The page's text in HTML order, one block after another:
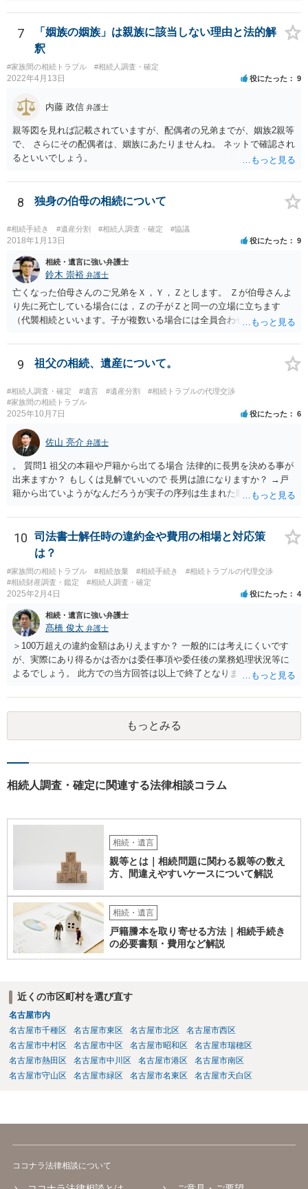
7
「姻族の姻族」は親族に該当しない理由と法的解
釈
#家族間の相続トラブル #相続人調査・確定
2022年4月13日 役にたった 9
内藤 政信 弁護士
親等図を見れば記載されていますが、配偶者の兄弟までが、姻族2親等
で、 さらにその配偶者は、姻族にあたりませんね。 ネットで確認され
るといいでしょう。
8 独身の伯母の相続について
#相続手続き #遺産分割 #相続人調査・確定 #協議
2018年1月13日 役にたった 9
相続・遺言に強い弁護士
鈴木 崇裕 弁護士
亡くなった伯母さんのご兄弟をＸ，Ｙ，Ｚとします。 Ｚが伯母さんよ
り先に死亡している場合には，Ｚの子がＺと同一の立場に立ちます
（代襲相続といいます。子が複数いる場合には全員合わせてＺと同一
つの相続分を有していますので， そのことを前提として，遺産分割協
議をすることになります（必ずしも３分の１ずつにしなくても，合意
ができれば構いません。）。 今後の対応としては， ①伯母さんの相続
財産（遺産）の全容を整理する（預貯金，有価証券，不動産等の有無
を調べることになります。） ②相続財産に照らし，相続税の申告の準
備をする（税理士の先生にご相談ください。） ③遺産分割協議をする
（ご本人同士で行っても構いませんし，弁護士に相談することもよろ
しいと思います。） ことになります。
9 祖父の相続、遺産について。
#相続人調査・確定 #遺言 #遺産分割
#相続トラブルの代理交渉
#家族間の相続トラブル
2025年10月7日 役にたった 6
佐山 亮介 弁護士
。 質問1 祖父の本籍や戸籍から出てる場合 法律的に長男を決める事が
出来ますか？ もしくは見解でいいので 長男は誰になりますか？ →戸
籍から出ていようがなんだろうが実子の序列は生まれた順ですから、
書が腹違いの長男に向けてある場合 書かれてる内容が最優先にされる
のですか？ →遺書というのが、法律上の遺言の形式を守っている限り
はそのとおりです。 質問3 父が腹違いの長男に法律的に優位になれそ
うな事はありますか？ →遺言が有効な場合、優位に立つことはできま
せんが、お祖父様が認知症であるなどの「遺言が作れないはずの事
情」があるならば①遺言無効確認の訴えを起こすのは一つの手です。
問4 相続トラブルの代理交渉は可能でしょうか。 →一般論としては可
能ですが、お伺いする内容ですとお祖父様が亡くなられた後に動くこ
とになるでしょう。
10
司法書士解任時の違約金や費用の相場と対応策
は？
#家族間の相続トラブル #相続放棄 #相続手続き
#相続トラブルの代理交渉
#相続財産調査・鑑定
#相続人調査・確定
2025年2月4日 役にたった 4
相続・遺言に強い弁護士
髙橋 俊太 弁護士
＞100万超えの違約金額はありえますか？ 一般的には考えにくいです
が、実際にあり得るかは否かは委任事項や委任後の業務処理状況等に
よるでしょう。 此方での当方回答は以上で終了となりますが、参考に
もっとみる
相続人調査・確定に関連する法律相談コラム
相続・遺言
親等とは｜相続問題に関わる親等の数え
方、間違えやすいケースについて解説
相続・遺言
戸籍謄本を取り寄せる方法｜相続手続き
の必要書類・費用など解説
近くの市区町村を選び直す
名古屋市内
名古屋市千種区
名古屋市東区 名古屋市北区
名古屋市西区
名古屋市中村区
名古屋市中区 名古屋市昭和区
名古屋市瑞穂区
名古屋市熱田区
名古屋市中川区 名古屋市港区
名古屋市南区
名古屋市守山区
名古屋市緑区 名古屋市名東区 名古屋市天白区
ココナラ法律相談について